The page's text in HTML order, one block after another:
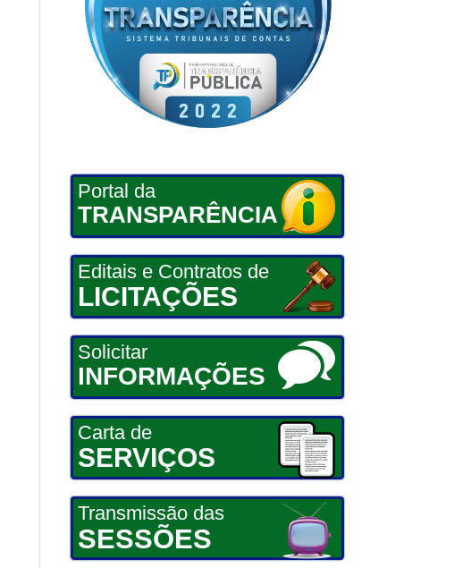
Portal da
TRANSPARÊNCIA
Editais e Contratos de
LICITAÇÕES
Solicitar
INFORMAÇÕES
Carta de
SERVIÇOS
Transmissão das
SESSÕES